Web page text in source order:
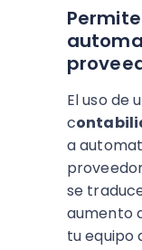
El uso de
c
a
se
aumento
tu equipo